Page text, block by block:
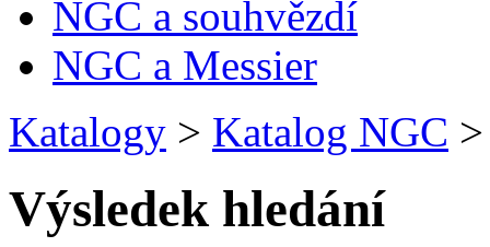
NGC a souhvězdí
NGC a Messier
Katalogy > Katalog NGC >
Výsledek hledání